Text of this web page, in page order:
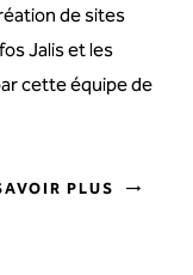
de sites
Jalis et les
cette équipe de
PLUS